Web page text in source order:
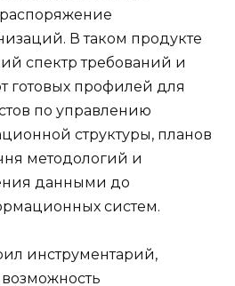
распоряжение
В таком продукте
спектр требований и
готовых профилей для
по управлению
структуры, планов
методологий и
данными до
систем.
инструментарий,